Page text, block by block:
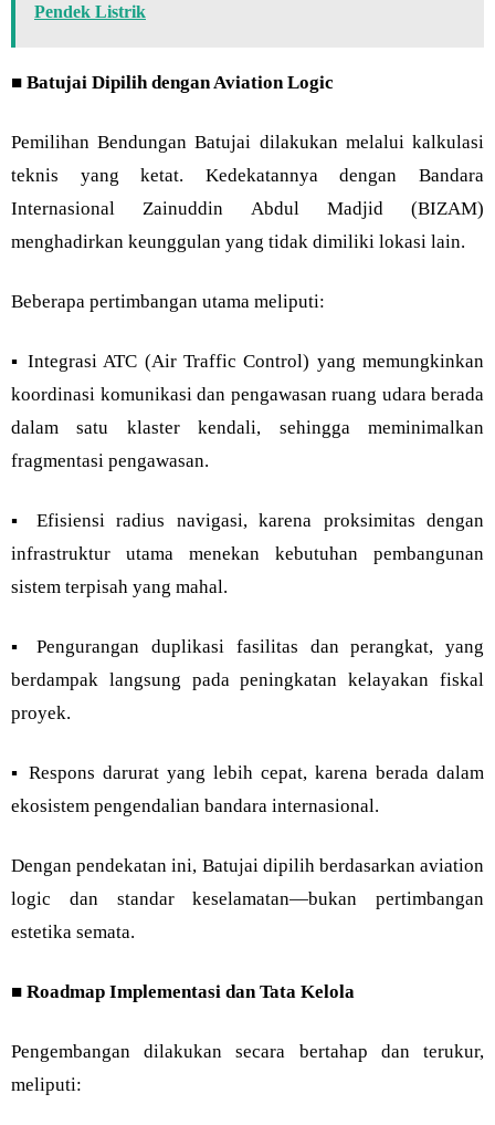
Pendek Listrik
■ Batujai Dipilih dengan Aviation Logic
Pemilihan Bendungan Batujai dilakukan melalui kalkulasi
teknis yang ketat. Kedekatannya dengan Bandara
Internasional Zainuddin Abdul Madjid (BIZAM)
menghadirkan keunggulan yang tidak dimiliki lokasi lain.
Beberapa pertimbangan utama meliputi:
▪︎ Integrasi ATC (Air Traffic Control) yang memungkinkan
koordinasi komunikasi dan pengawasan ruang udara berada
dalam satu klaster kendali, sehingga meminimalkan
fragmentasi pengawasan.
▪︎ Efisiensi radius navigasi, karena proksimitas dengan
infrastruktur utama menekan kebutuhan pembangunan
sistem terpisah yang mahal.
▪︎ Pengurangan duplikasi fasilitas dan perangkat, yang
berdampak langsung pada peningkatan kelayakan fiskal
proyek.
▪︎ Respons darurat yang lebih cepat, karena berada dalam
ekosistem pengendalian bandara internasional.
Dengan pendekatan ini, Batujai dipilih berdasarkan aviation
logic dan standar keselamatan—bukan pertimbangan
estetika semata.
■ Roadmap Implementasi dan Tata Kelola
Pengembangan dilakukan secara bertahap dan terukur,
meliputi: